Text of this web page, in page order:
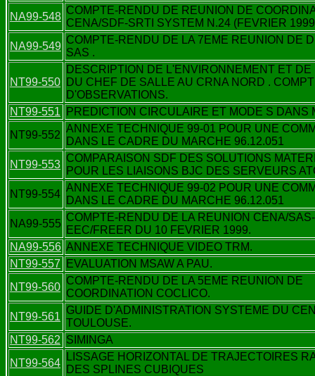
NA99-548
COMPTE-RENDU DE REUNION DE
CENA/SDF-SRTI SYSTEM N.24 (FEVRIER
NA99-549
COMPTE-RENDU DE LA 7EME REUNION DE
SAS .
NT99-550
DESCRIPTION DE L'ENVIRONNEMENT ET DE
DU CHEF DE SALLE AU CRNA NORD .
D'OBSERVATIONS.
NT99-551
PREDICTION CIRCULAIRE ET MODE S DANS
NT99-552
ANNEXE TECHNIQUE 99-01 POUR UNE
DANS LE CADRE DU MARCHE 96.12.051
NT99-553
COMPARAISON SDF DES SOLUTIONS
POUR LES LIAISONS BJC DES SERVEURS
NT99-554
ANNEXE TECHNIQUE 99-02 POUR UNE
DANS LE CADRE DU MARCHE 96.12.051
NA99-555
COMPTE-RENDU DE LA REUNION CENA/SAS-
EEC/FREER DU 10 FEVRIER 1999.
NA99-556 ANNEXE TECHNIQUE VIDEO TRM.
NT99-557
EVALUATION MSAW A PAU.
NT99-560
COMPTE-RENDU DE LA 5EME REUNION DE
COORDINATION COCLICO.
NT99-561
GUIDE D'ADMINISTRATION SYSTEME DU
TOULOUSE.
NT99-562 SIMINGA
NT99-564
LISSAGE HORIZONTAL DE TRAJECTOIRES
DES SPLINES CUBIQUES